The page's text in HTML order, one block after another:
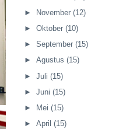
► November (12)
► Oktober (10)
► September (15)
► Agustus (15)
► Juli (15)
► Juni (15)
►
Mei (15)
► April (15)